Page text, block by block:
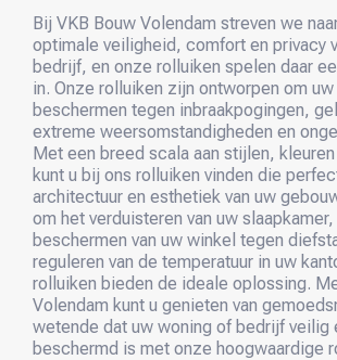
Bij VKB Bouw Volendam streven we
optimale veiligheid, comfort en privacy
bedrijf, en onze rolluiken spelen daar
in. Onze rolluiken zijn ontworpen om uw
beschermen tegen inbraakpogingen,
extreme weersomstandigheden en
Met een breed scala aan stijlen,
kunt u bij ons rolluiken vinden die
architectuur en esthetiek van uw
om het verduisteren van uw
beschermen van uw winkel tegen
reguleren van de temperatuur in uw
rolluiken bieden de ideale oplossing.
Volendam kunt u genieten van
wetende dat uw woning of bedrijf veilig
beschermd is met onze hoogwaardige